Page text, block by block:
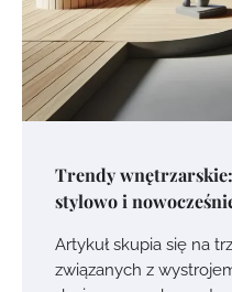
Trendy
stylowo i
Artykuł skupia się na
związanych z